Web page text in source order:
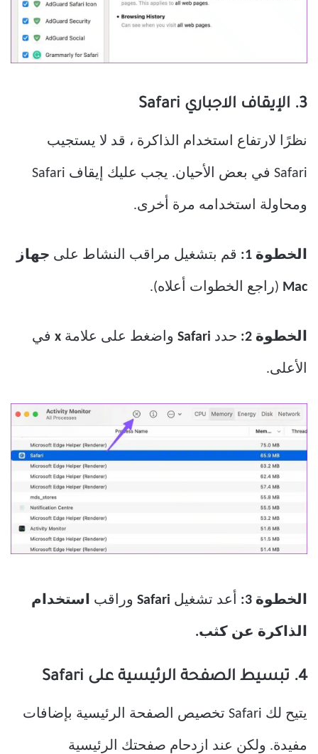
3. الإيقاف الاجباري Safari
نظرًا لارتفاع استخدام الذاكرة ، قد لا يستجيب
Safari في بعض الأحيان. يجب عليك إيقاف Safari
ومحاولة استخدامه مرة أخرى.
الخطوة 1: قم بتشغيل مراقب النشاط على جهاز
Mac (راجع الخطوات أعلاه).
الخطوة 2: حدد Safari واضغط على علامة x في
الأعلى.
الخطوة 3: أعد تشغيل Safari وراقب استخدام
الذاكرة عن كثب.
4. تبسيط الصفحة الرئيسية على Safari
يتيح لك Safari تخصيص الصفحة الرئيسية بإضافات
مفيدة. ولكن عند ازدحام صفحتك الرئيسية